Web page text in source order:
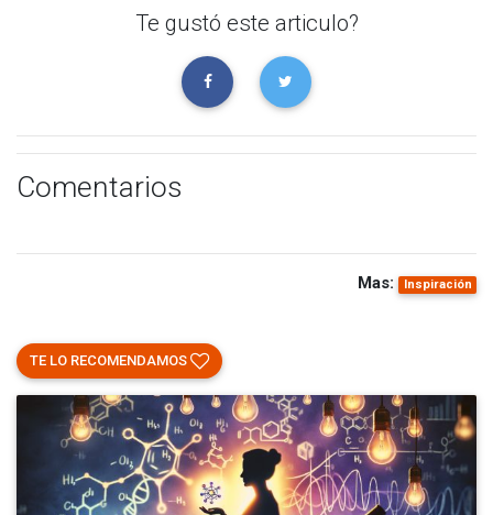
Te gustó este articulo?
Comentarios
Mas: Inspiración
TE LO RECOMENDAMOS